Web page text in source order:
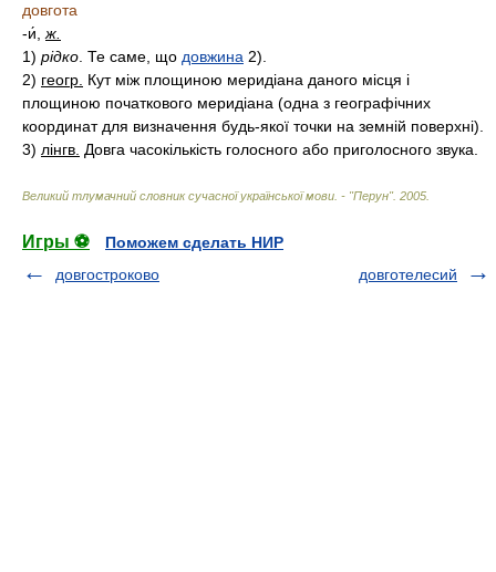
довгота
-и́, ж.
1) рідко . Те саме, що довжина 2).
2) геогр. Кут між площиною меридіана даного місця і
площиною початкового меридіана (одна з географічних
координат для визначення будь-якої точки на земній поверхні).
3) лінгв. Довга часокількість голосного або приголосного звука.
Великий тлумачний словник сучасної української мови. - "Перун". 2005
Игры ⚽
Поможем сделать НИР
довгостроково
довготелесий